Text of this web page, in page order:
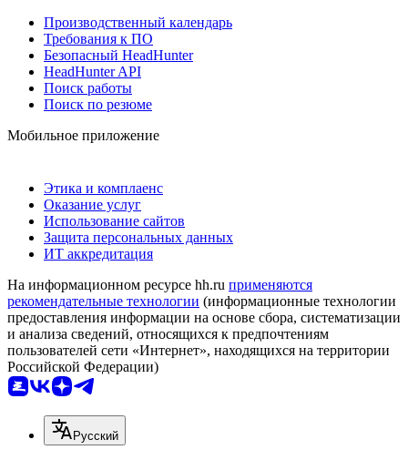
Производственный календарь
Требования к ПО
Безопасный HeadHunter
HeadHunter API
Поиск работы
Поиск по резюме
Мобильное приложение
Этика и комплаенс
Оказание услуг
Использование сайтов
Защита персональных данных
ИТ аккредитация
На информационном ресурсе hh.ru применяются
рекомендательные технологии (информационные технологии
предоставления информации на основе сбора, систематизации
и анализа сведений, относящихся к предпочтениям
пользователей сети «Интернет», находящихся на территории
Российской Федерации)
Русский